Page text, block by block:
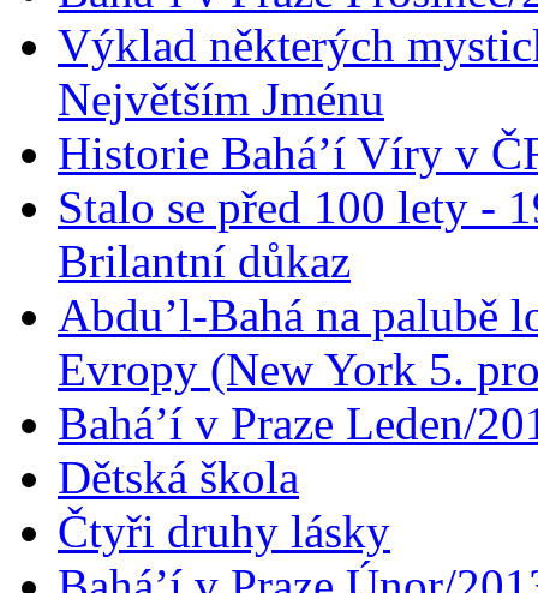
Výklad některých
Největším Jménu
Historie Bahá’í Víry v
Stalo se před 100 lety -
Brilantní důkaz
Abdu’l-Bahá na palubě
Evropy (New York 5.
Bahá’í v Praze Leden/
Dětská škola
Čtyři druhy lásky